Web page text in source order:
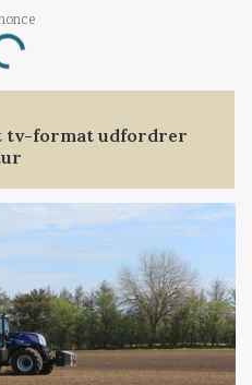
tv-format udfordrer